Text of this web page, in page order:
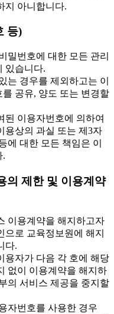
지 아니합니다.
등)
밀번호에 대한 모든 관리
있습니다.
는 경우를 제외하고는 이
공유, 양도 또는 변경할
이용자번호에 의하여
용상의 과실 또는 제3자
에 대한 모든 책임은 이
.
의 제한 및 이용계약
이용계약을 해지하고자
으로 교육정보원에 해지
다.
자가 다음 각 호에 해당
없이 이용계약을 해지하
의 서비스 제공을 중지할
자번호를 사용한 경우